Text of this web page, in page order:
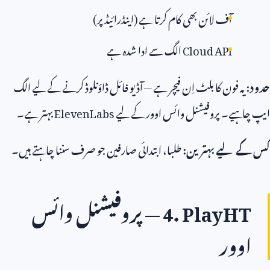
آف لائن بھی کام کرتا ہے (اینڈرائیڈ پر)
Cloud APIالگ سے ادا شدہ ہے
یہ فون کا بلٹ اِن فیچر ہے — آڈیو فائل ڈاؤنلوڈ کرنے کے لیے الگ
پروفیشنل وائس اوور کے لیےElevenLabsبہتر ہے۔
لیے بہترین:طلبا، ابتدائی صارفین جو صرف سننا چاہتے ہیں۔
4.— پروفیشنل وائس